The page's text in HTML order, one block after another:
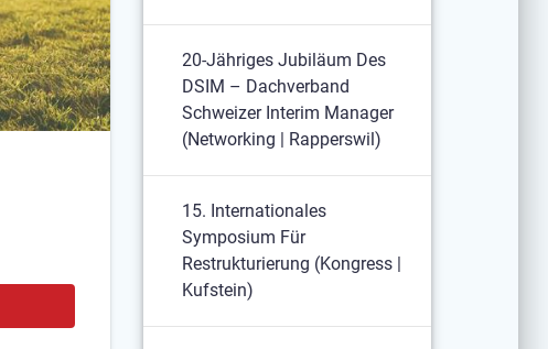
20-Jähriges Jubiläum Des
DSIM – Dachverband
Schweizer Interim Manager
(Networking | Rapperswil)
15. Internationales
Symposium Für
Restrukturierung (Kongress |
Kufstein)